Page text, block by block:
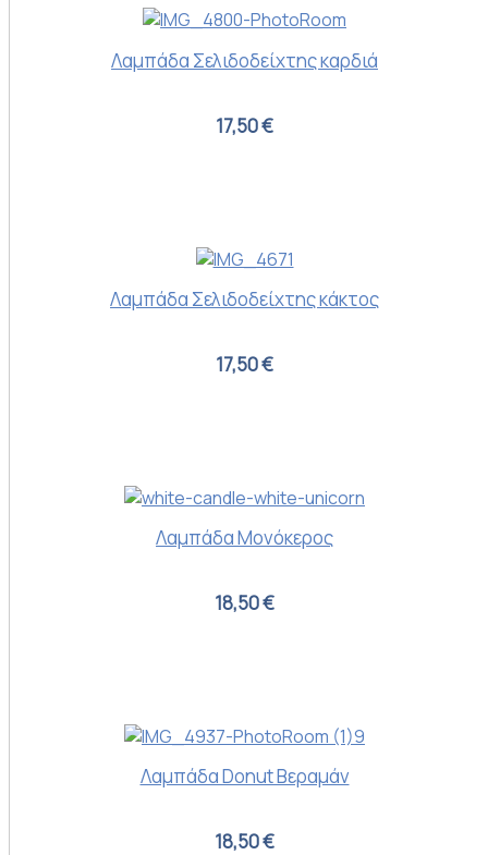
Λαμπάδα Σελιδοδείχτης καρδιά
17,50 €
Λαμπάδα Σελιδοδείχτης κάκτος
17,50 €
Λαμπάδα Μονόκερος
18,50 €
Λαμπάδα Donut Βεραμάν
18,50 €